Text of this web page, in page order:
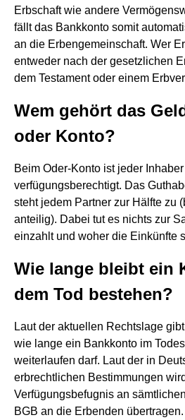
Erbschaft wie andere
fällt das Bankkonto somit
an die Erbengemeinschaft. Wer
entweder nach der gesetzlichen
dem Testament oder einem
Wem gehört das
oder Konto?
Beim Oder-Konto ist jeder
verfügungsberechtigt. Das
steht jedem Partner zur Hälfte zu
anteilig). Dabei tut es nichts zur
einzahlt und woher die Einkünfte
Wie lange bleibt ein
dem Tod bestehen?
Laut der aktuellen Rechtslage
wie lange ein Bankkonto im
weiterlaufen darf. Laut der in
erbrechtlichen Bestimmungen
Verfügungsbefugnis an
BGB an die Erbenden übertragen.